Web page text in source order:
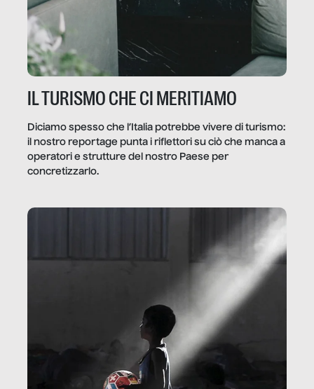
IL TURISMO CHE CI MERITIAMO
Diciamo spesso che l’Italia potrebbe vivere di turismo:
il nostro reportage punta i riflettori su ciò che manca a
operatori e strutture del nostro Paese per
concretizzarlo.